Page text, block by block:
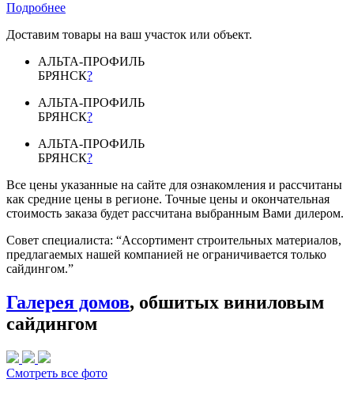
Подробнее
Доставим товары на ваш участок или объект.
АЛЬТА-ПРОФИЛЬ
БРЯНСК?
АЛЬТА-ПРОФИЛЬ
БРЯНСК?
АЛЬТА-ПРОФИЛЬ
БРЯНСК?
Все цены указанные на сайте для ознакомления и рассчитаны
как средние цены в регионе. Точные цены и окончательная
стоимость заказа будет рассчитана выбранным Вами дилером.
Совет специалиста: “Ассортимент строительных материалов,
предлагаемых нашей компанией не ограничивается только
сайдингом.”
Галерея домов, обшитых виниловым
сайдингом
Смотреть все фото